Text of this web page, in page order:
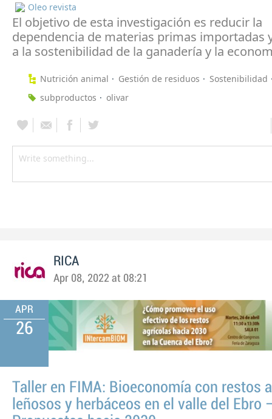
Oleo revista
El objetivo de esta investigación es reducir la
dependencia de materias primas importadas
a la sostenibilidad de la ganadería y la
Nutrición animal Gestión de residuos
Sostenibilidad
subproductos
olivar
RICA
Apr 08, 2022 at 08:21
APR
26
Taller en FIMA: Bioeconomía con restos
leñosos y herbáceos en el valle del Ebro